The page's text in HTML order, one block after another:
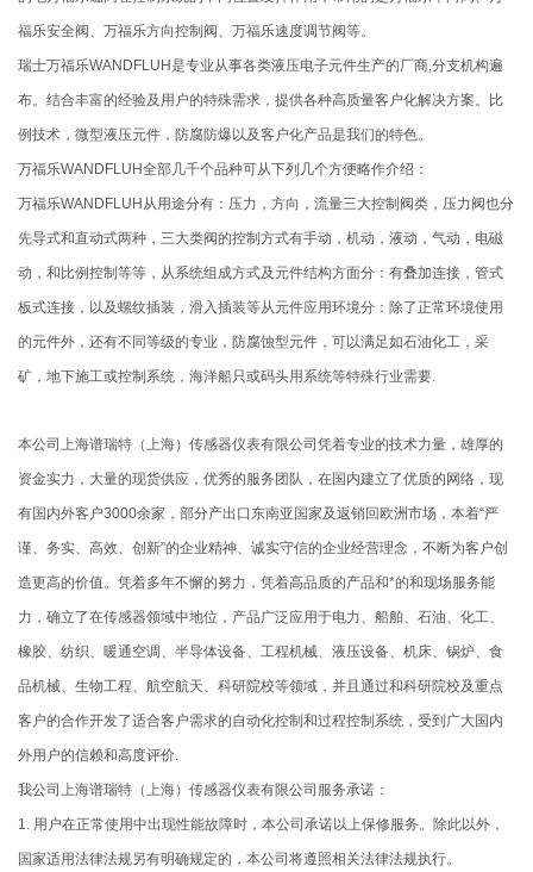
福乐安全阀、万福乐方向控制阀、万福乐速度调节阀等。
瑞士万福乐WANDFLUH是专业从事各类液压电子元件生产的厂商,分支机构遍
布。结合丰富的经验及用户的特殊需求，提供各种高质量客户化解决方案。比
例技术，微型液压元件，防腐防爆以及客户化产品是我们的特色。
万福乐WANDFLUH全部几千个品种可从下列几个方便略作介绍：
万福乐WANDFLUH从用途分有：压力，方向，流量三大控制阀类，压力阀也分
先导式和直动式两种，三大类阀的控制方式有手动，机动，液动，气动，电磁
动，和比例控制等等，从系统组成方式及元件结构方面分：有叠加连接，管式
板式连接，以及螺纹插装，滑入插装等从元件应用环境分：除了正常环境使用
的元件外，还有不同等级的专业，防腐蚀型元件，可以满足如石油化工，采
矿，地下施工或控制系统，海洋船只或码头用系统等特殊行业需要.
本公司上海谱瑞特（上海）传感器仪表有限公司凭着专业的技术力量，雄厚的
资金实力，大量的现货供应，优秀的服务团队，在国内建立了优质的网络，现
有国内外客户3000余家，部分产出口东南亚国家及返销回欧洲市场，本着“严
谨、务实、高效、创新”的企业精神、诚实守信的企业经营理念，不断为客户创
造更高的价值。凭着多年不懈的努力，凭着高品质的产品和*的和现场服务能
力，确立了在传感器领域中地位，产品广泛应用于电力、船舶、石油、化工、
橡胶、纺织、暖通空调、半导体设备、工程机械、液压设备、机床、锅炉、食
品机械、生物工程、航空航天、科研院校等领域，并且通过和科研院校及重点
客户的合作开发了适合客户需求的自动化控制和过程控制系统，受到广大国内
外用户的信赖和高度评价.
我公司上海谱瑞特（上海）传感器仪表有限公司服务承诺：
1. 用户在正常使用中出现性能故障时，本公司承诺以上保修服务。除此以外，
国家适用法律法规另有明确规定的，本公司将遵照相关法律法规执行。